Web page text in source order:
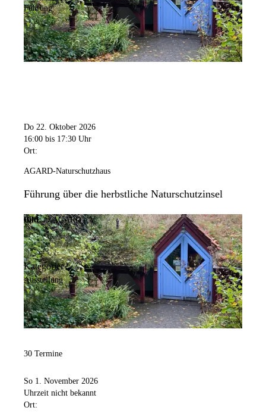
Führung
Do 22. Oktober 2026
16:00 bis 17:30 Uhr
Ort:
AGARD-Naturschutzhaus
Führung über die herbstliche Naturschutzinsel
Bild: © AGARD e.V.
Kategorie:
Ausstellung
30 Termine
So 1. November 2026
Uhrzeit nicht bekannt
Ort: